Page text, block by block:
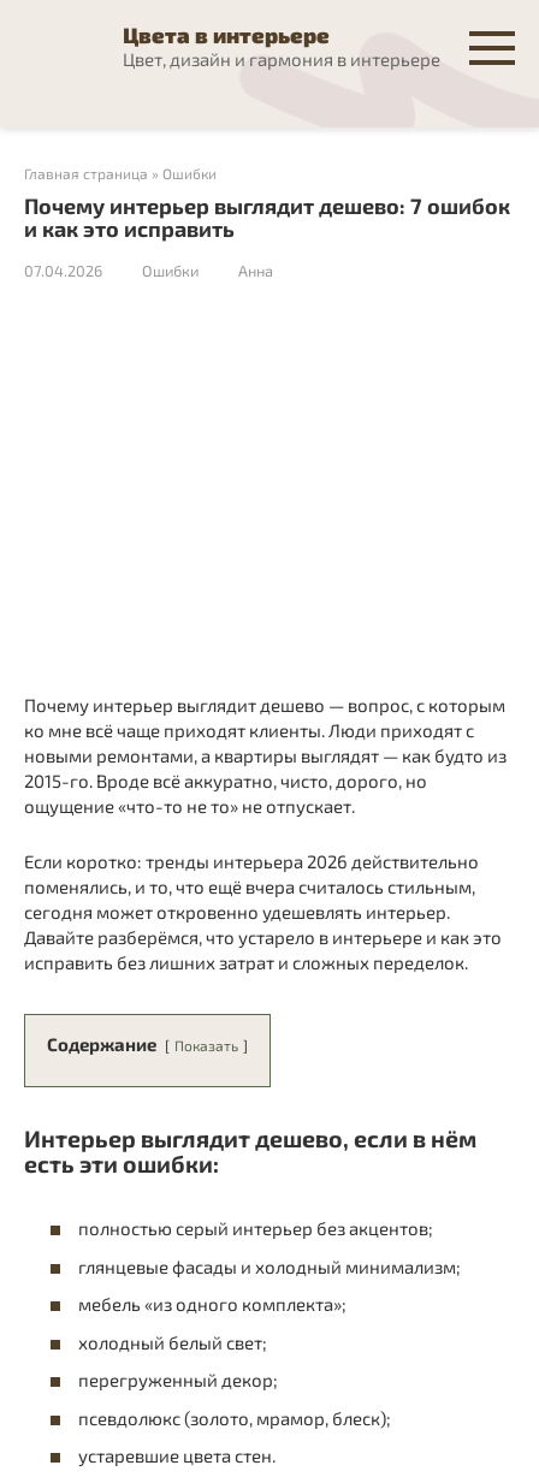
Цвета в интерьере
Цвет, дизайн и гармония в интерьере
Главная страница » Ошибки
Почему интерьер выглядит дешево: 7 ошибок
и как это исправить
07.04.2026 Ошибки Анна
Почему интерьер выглядит дешево — вопрос, с которым
ко мне всё чаще приходят клиенты. Люди приходят с
новыми ремонтами, а квартиры выглядят — как будто из
2015-го. Вроде всё аккуратно, чисто, дорого, но
ощущение «что-то не то» не отпускает.
Если коротко: тренды интерьера 2026 действительно
поменялись, и то, что ещё вчера считалось стильным,
сегодня может откровенно удешевлять интерьер.
Давайте разберёмся, что устарело в интерьере и как это
исправить без лишних затрат и сложных переделок.
Содержание Показать
Интерьер выглядит дешево, если в нём
есть эти ошибки:
полностью серый интерьер без акцентов;
глянцевые фасады и холодный минимализм;
мебель «из одного комплекта»;
холодный белый свет;
перегруженный декор;
псевдолюкс (золото, мрамор, блеск);
устаревшие цвета стен.